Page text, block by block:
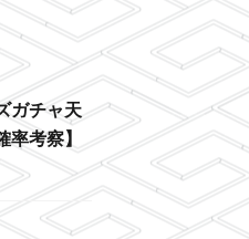
ガチャ天
考察】